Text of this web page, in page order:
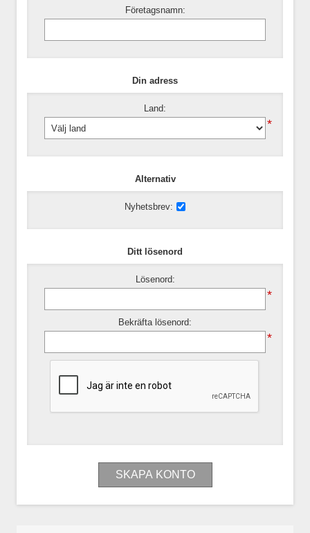
Företagsnamn:
Din adress
Land:
*
Alternativ
Nyhetsbrev:
Ditt lösenord
Lösenord:
*
Bekräfta lösenord:
*